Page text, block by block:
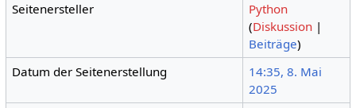
Seitenersteller
Python
(Diskussion |
Beiträge)
Datum der Seitenerstellung
14:35, 8. Mai
2025